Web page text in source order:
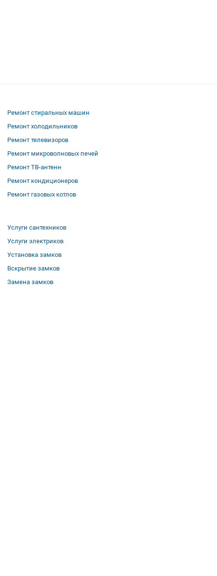
Ремонт стиральных машин
Ремонт холодильников
Ремонт телевизоров
Ремонт микроволновых печей
Ремонт ТВ-антенн
Ремонт кондиционеров
Ремонт газовых котлов
Услуги сантехников
Услуги электриков
Установка замков
Вскрытие замков
Замена замков